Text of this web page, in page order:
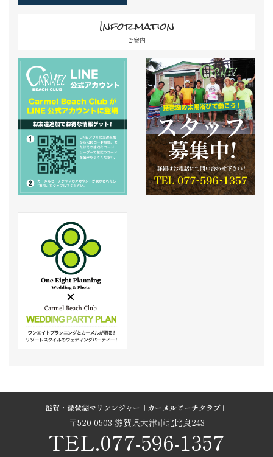
Information
ご案内
滋賀・琵琶湖マリンレジャー「カーメルビーチクラブ」
〒520-0503 滋賀県大津市北比良243
TEL.077-596-1357